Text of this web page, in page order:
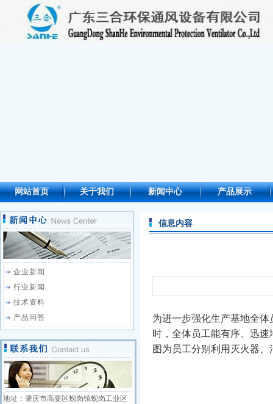
网站首页 关于我们 新闻中心 产品展示
企业新闻
行业新闻
技术资料
产品问答
地址：肇庆市高要区蚬岗镇蚬岗工业区
信息内容
为进一步强化生产基地全
时，全体员工能有序、迅
图为员工分别利用灭火器